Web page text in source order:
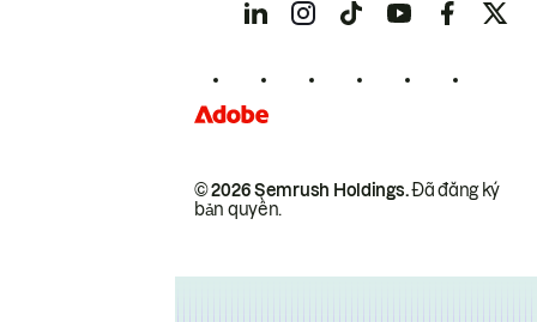
© 2026 Semrush Holdings.Đã đăng ký
bản quyền.